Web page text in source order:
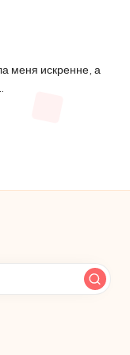
меня искренне, а